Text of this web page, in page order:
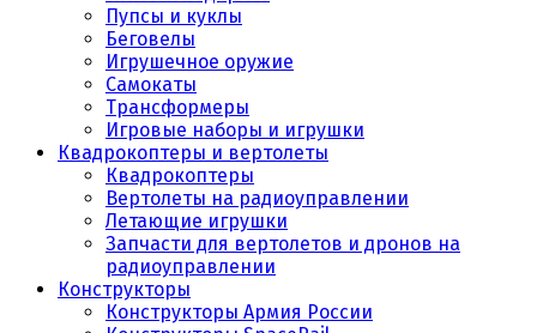
Пупсы и куклы
Беговелы
Игрушечное оружие
Самокаты
Трансформеры
Игровые наборы и игрушки
Квадрокоптеры и вертолеты
Квадрокоптеры
Вертолеты на радиоуправлении
Летающие игрушки
Запчасти для вертолетов и дронов на
радиоуправлении
Конструкторы
Конструкторы Армия России